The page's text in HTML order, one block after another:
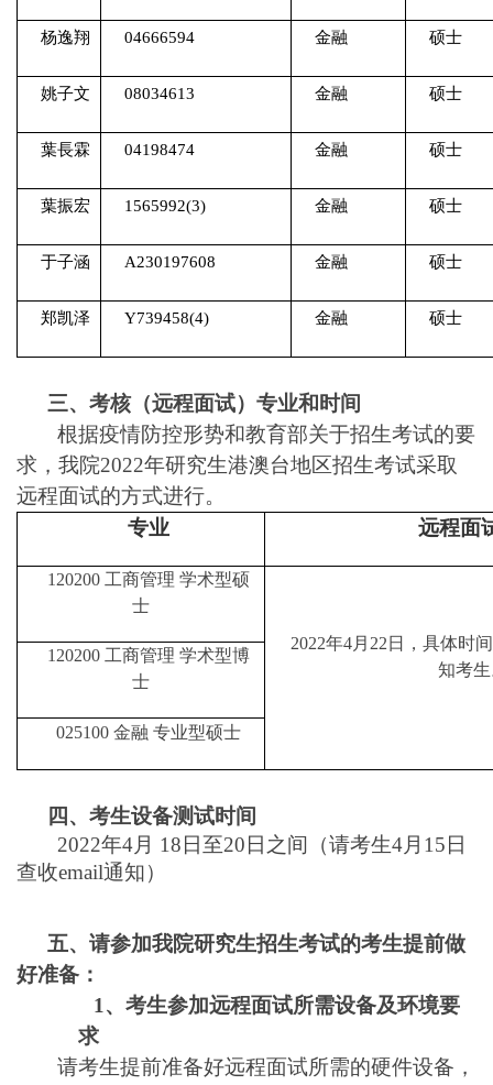
杨逸翔 04666594 金融 硕士
姚子文 08034613 金融 硕士
葉長霖 04198474 金融 硕士
葉振宏 1565992(3) 金融 硕士
于子涵 A230197608 金融 硕士
郑凯泽 Y739458(4) 金融 硕士
三、考核（远程面试）专业和时间
根据疫情防控形势和教育部关于招生考试的要
求，我院2022年研究生港澳台地区招生考试采取
远程面试的方式进行。
专业
远程面
120200 工商管理 学术型硕
士
2022年4月22日，具体时
知考
120200 工商管理 学术型博
士
025100 金融 专业型硕士
四、考生设备测试时间
2022年4月 18日至20日之间（请考生4月15日
查收email通知）
五、请参加我院研究生招生考试的考生提前做
好准备：
1 、考生参加远程面试所需设备及环境要
求
请考生提前准备好远程面试所需的硬件设备，